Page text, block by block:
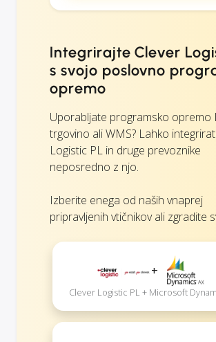
Integrirajte Clever
s svojo poslovno
opremo
Uporabljate programsko opremo
trgovino ali WMS? Lahko
Logistic PL in druge prevoznike
neposredno z njo.
Izberite enega od naših vnaprej
pripravljenih vtičnikov ali zgradite
+
Clever Logistic PL + Microsoft